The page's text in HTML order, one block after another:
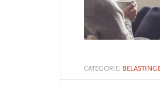
CATEGORIE: